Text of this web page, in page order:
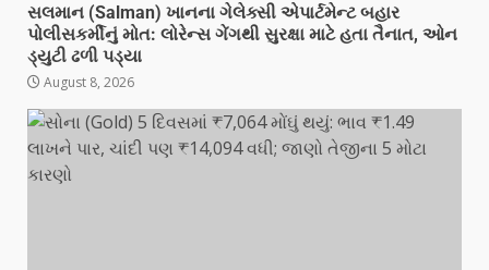
સલમાન (Salman) ખાનના ગેલેક્સી એપાર્ટમેન્ટ બહાર
પોલીસકર્મીનું મોત: લોરેન્સ ગેંગથી સુરક્ષા માટે હતા તૈનાત, ઓન
ડ્યુટી ઢળી પડ્યા
August 8, 2026